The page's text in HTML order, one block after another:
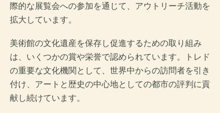
際的な展覧会への参加を通じて、アウトリーチ活動を
拡大しています。
美術館の文化遺産を保存し促進するための取り組み
は、いくつかの賞や栄誉で認められています。トレド
の重要な文化機関として、世界中からの訪問者を引き
付け、アートと歴史の中心地としての都市の評判に貢
献し続けています。